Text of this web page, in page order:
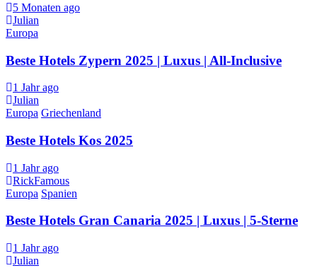
5 Monaten ago
Julian
Europa
Beste Hotels Zypern 2025 | Luxus | All-Inclusive
1 Jahr ago
Julian
Europa Griechenland
Beste Hotels Kos 2025
1 Jahr ago
RickFamous
Europa Spanien
Beste Hotels Gran Canaria 2025 | Luxus | 5-Sterne
1 Jahr ago
Julian